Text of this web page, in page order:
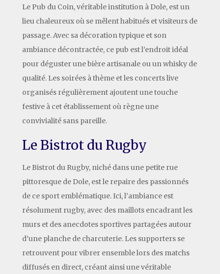
Le Pub du Coin, véritable institution à Dole, est un
lieu chaleureux où se mêlent habitués et visiteurs de
passage. Avec sa décoration typique et son
ambiance décontractée, ce pub est l’endroit idéal
pour déguster une bière artisanale ou un whisky de
qualité. Les soirées à thème et les concerts live
organisés régulièrement ajoutent une touche
festive à cet établissement où règne une
convivialité sans pareille.
Le Bistrot du Rugby
Le Bistrot du Rugby, niché dans une petite rue
pittoresque de Dole, est le repaire des passionnés
de ce sport emblématique. Ici, l’ambiance est
résolument rugby, avec des maillots encadrant les
murs et des anecdotes sportives partagées autour
d’une planche de charcuterie. Les supporters se
retrouvent pour vibrer ensemble lors des matchs
diffusés en direct, créant ainsi une véritable